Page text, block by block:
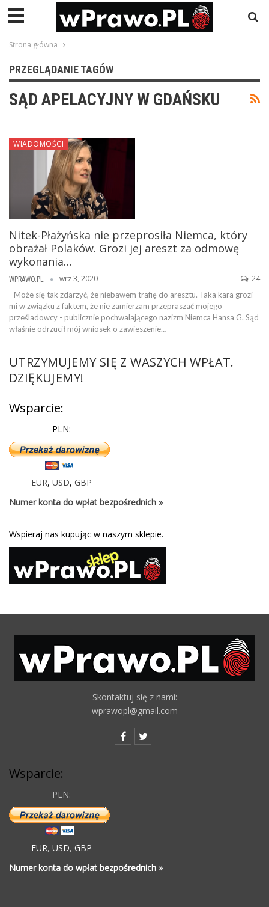
Strona główna
PRZEGLĄDANIE TAGÓW
SĄD APELACYJNY W GDAŃSKU
WIADOMOŚCI
Nitek-Płażyńska nie przeprosiła Niemca, który
obrażał Polaków. Grozi jej areszt za odmowę
wykonania…
WPRAWO.PL wrz 3, 2020 24
- Może się tak zdarzyć, że niebawem trafię do aresztu. Taka kara grozi
mi w związku z faktem, że nie zamierzam przepraszać mojego
prześladowcy - publicznie pochwalającego nazizm Niemca Hansa G. Sąd
właśnie odrzucił mój wniosek o zawieszenie…
UTRZYMUJEMY SIĘ Z WASZYCH WPŁAT.
DZIĘKUJEMY!
Wsparcie:
PLN:
EUR, USD, GBP
Numer konta do wpłat bezpośrednich »
Wspieraj nas kupując w naszym sklepie.
Skontaktuj się z nami:
wprawopl@gmail.com
Wsparcie:
PLN:
EUR, USD, GBP
Numer konta do wpłat bezpośrednich »